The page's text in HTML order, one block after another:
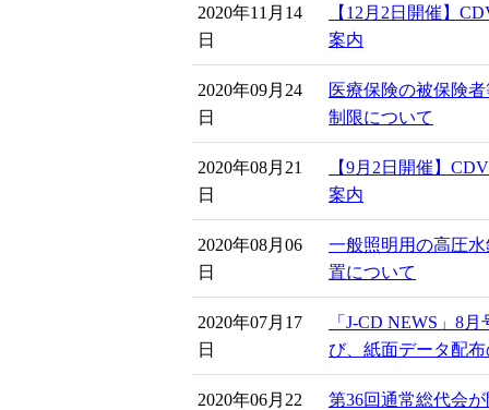
2020年11月14
日
【12月2日開催】
案内
2020年09月24
日
医療保険の被保険
制限について
2020年08月21
日
【9月2日開催】
案内
2020年08月06
日
一般照明用の高圧
置について
2020年07月17
日
「J-CD NEWS」8
び、紙面データ配
2020年06月22
第36回通常総代会